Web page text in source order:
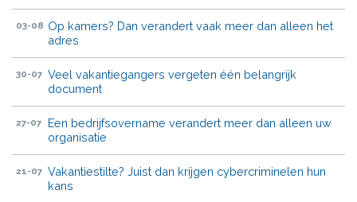
03-08 Op kamers? Dan verandert vaak meer dan alleen het
adres
30-07 Veel vakantiegangers vergeten één belangrijk
document
27-07
Een bedrijfsovername verandert meer dan alleen uw
organisatie
21-07 Vakantiestilte? Juist dan krijgen cybercriminelen hun
kans